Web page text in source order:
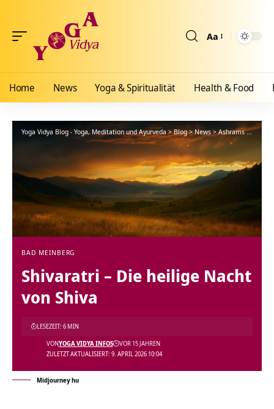
Aa
Home News Yoga & Spiritualität Health & Food
Yoga Vidya Blog - Yoga, Meditation und Ayurveda>Blog>News>Ashrams> Bad
BAD MEINBERG
Shivaratri – Die heilige Nacht
von Shiva
ZULETZT AKTUALISIERT: 9. APRIL 2026 10:04
VONYOGA VIDYA INFOS VOR 15 JAHREN
LESEZEIT: 6 MIN
Midjourney hu